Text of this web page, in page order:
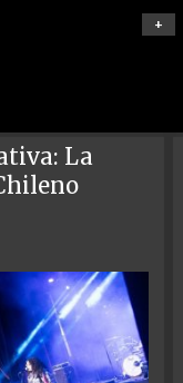
+
La